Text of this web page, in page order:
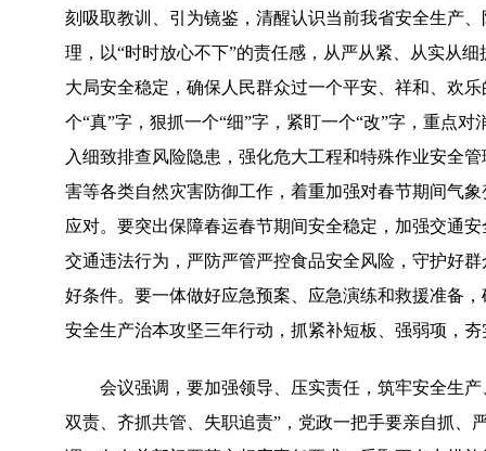
刻吸取教训、引为镜鉴，清醒认识当前我省安全生产
理，以“时时放心不下”的责任感，从严从紧、从实从
大局安全稳定，确保人民群众过一个平安、祥和、欢
个“真”字，狠抓一个“细”字，紧盯一个“改”字，重点
入细致排查风险隐患，强化危大工程和特殊作业安全
害等各类自然灾害防御工作，着重加强对春节期间气
应对。要突出保障春运春节期间安全稳定，加强交通
交通违法行为，严防严管严控食品安全风险，守护好
好条件。要一体做好应急预案、应急演练和救援准备
安全生产治本攻坚三年行动，抓紧补短板、强弱项，
会议强调，要加强领导、压实责任，筑牢安全生
双责、齐抓共管、失职追责”，党政一把手要亲自抓、